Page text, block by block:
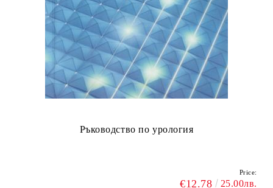
Ръководство по урология
Price:
€12.78 25.00лв.